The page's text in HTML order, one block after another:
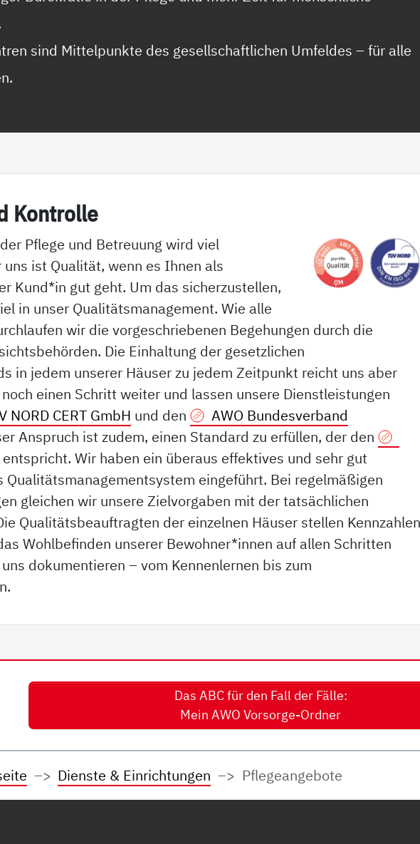
sind Mittelpunkte des gesellschaftlichen Umfeldes – für alle
Kon­trol­le
Pflege und Betreuung wird viel
uns ist Qualität, wenn es Ihnen als
Kund*in gut geht. Um das sicherzustellen,
in unser Qualitätsmanagement. Wie alle
wir die vorgeschriebenen Begehungen durch die
Die Einhaltung der gesetzlichen
in jedem unserer Häuser zu jedem Zeitpunkt reicht uns aber
einen Schritt weiter und lassen unsere Dienstleistungen
NORD CERT GmbH und den
AWO Bundesverband
Anspruch ist zudem, einen Standard zu erfüllen, der den
entspricht. Wir haben ein überaus effektives und sehr gut
Qualitätsmanagementsystem eingeführt. Bei regelmäßigen
gleichen wir unsere Zielvorgaben mit der tatsächlichen
Qualitätsbeauftragten der einzelnen Häuser stellen
Wohlbefinden unserer Bewohner*innen auf allen Schritten
dokumentieren – vom Kennenlernen bis zum
Das ABC für den Fall der Fälle:
Mein AWO Vorsorge-Ordner
Dienste & Einrichtungen Pflegeangebote